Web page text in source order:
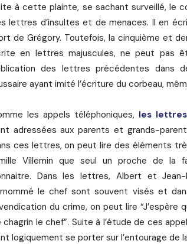
à cette plainte, se sachant surveillé, le
lettres d’insultes et de menaces. Il en
de Grégory. Toutefois, la cinquième et
en lettres majuscules, ne peut pas
des lettres précédentes dans
ayant imité l’écriture du corbeau,
les appels téléphoniques, les
adressées aux parents et grands-
ces lettres, on peut lire des éléments
Villemin que seul un proche de la
Dans les lettres, Albert et Jean-
le chef sont souvent visés et
du crime, on peut lire “J’espère
chagrin le chef”. Suite à l’étude de ces
logiquement se porter sur l’entourage de